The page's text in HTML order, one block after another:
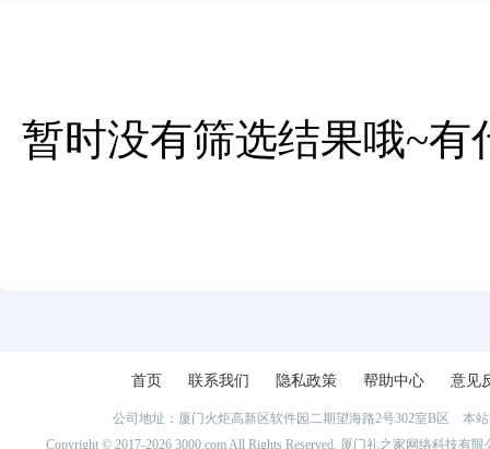
暂时没有筛选结果哦~
首页 联系我们 隐私政策 帮助中心 意见
公司地址：厦门火炬高新区软件园二期望海路2号302室B区 本
Copyright © 2017-2026 3000.com All Rights Reserved. 厦门礼之家网络科技